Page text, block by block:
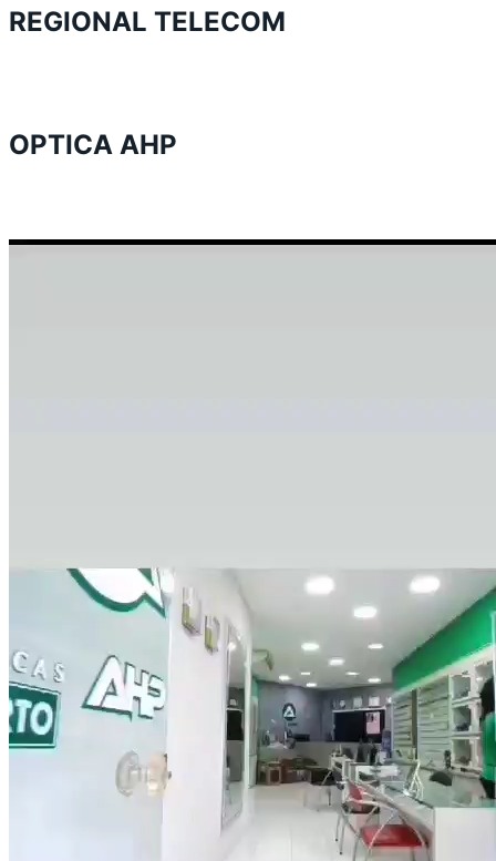
REGIONAL TELECOM
OPTICA AHP